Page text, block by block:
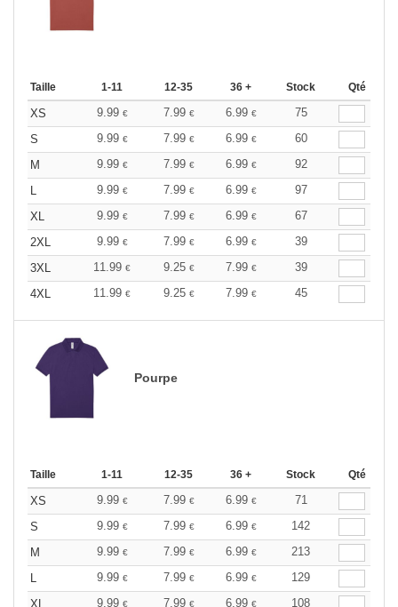
Taille 1-11 12-35 36 + Stock Qté
XS 9.99 € 7.99 € 6.99 €
75
S
9.99 € 7.99 € 6.99 €
60
M
9.99 € 7.99 € 6.99 €
92
9.99 € 7.99 € 6.99 €
97
XL
9.99 € 7.99 € 6.99 €
67
2XL
9.99 € 7.99 € 6.99 €
39
3XL
11.99 € 9.25 € 7.99 €
39
4XL
11.99 € 9.25 € 7.99 € 45
Pourpe
Taille 1-11 12-35 36 + Stock Qté
XS 9.99 € 7.99 € 6.99 €
71
S
9.99 € 7.99 € 6.99 €
142
M
9.99 € 7.99 € 6.99 €
213
9.99 € 7.99 € 6.99 €
129
XL
9.99 € 7.99 € 6.99 € 108